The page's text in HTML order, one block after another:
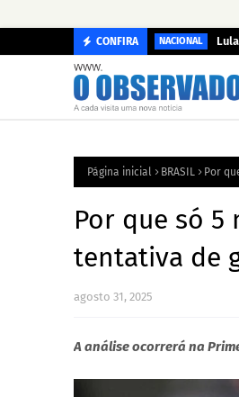
CONFIRA NACIONAL
Página inicial BRASIL Por
Por que só
tentativa de
agosto 31, 2025
A análise ocorrerá na